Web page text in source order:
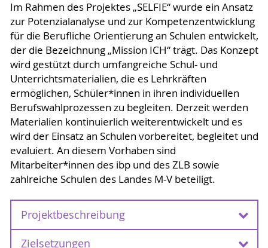
Im Rahmen des Projektes „SELFIE“ wurde ein Ansatz
zur Potenzialanalyse und zur Kompetenzentwicklung
für die Berufliche Orientierung an Schulen entwickelt,
der die Bezeichnung „Mission ICH“ trägt. Das Konzept
wird gestützt durch umfangreiche Schul- und
Unterrichtsmaterialien, die es Lehrkräften
ermöglichen, Schüler*innen in ihren individuellen
Berufswahlprozessen zu begleiten. Derzeit werden
Materialien kontinuierlich weiterentwickelt und es
wird der Einsatz an Schulen vorbereitet, begleitet und
evaluiert. An diesem Vorhaben sind
Mitarbeiter*innen des ibp und des ZLB sowie
zahlreiche Schulen des Landes M-V beteiligt.
Projektbeschreibung
Zielsetzungen